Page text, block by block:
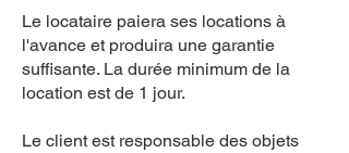
Le locataire paiera ses locations à
l'avance et produira une garantie
suffisante. La durée minimum de la
location est de 1 jour.
Le client est responsable des objets